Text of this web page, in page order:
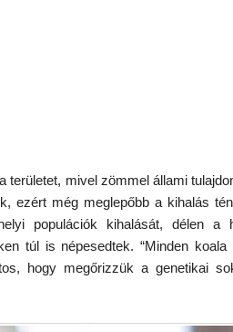
területet, mivel zömmel állami
ezért még meglepőbb a kihalás
populációk kihalását, délen a
túl is népesedtek. “Minden
hogy megőrizzük a genetikai